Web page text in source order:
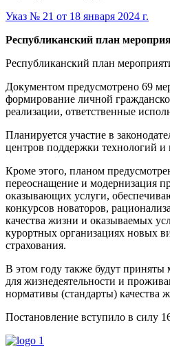
Указ № 21 от 18 января 2024 г.
Республиканский план
Республиканский план
Документом предусмотрено 69
формирование личной
реализации, ответственные
Планируется участие в
центров поддержки технологий и
Кроме этого, планом
переоснащение и модернизация
оказывающих услуги,
конкурсов новаторов,
качества жизни и оказываемых
курортных организациях новых
страхования.
В этом году также будут приняты
для жизнедеятельности и
нормативы (стандарты) качества
Постановление вступило в силу